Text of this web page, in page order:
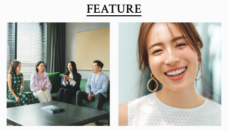
FEATURE